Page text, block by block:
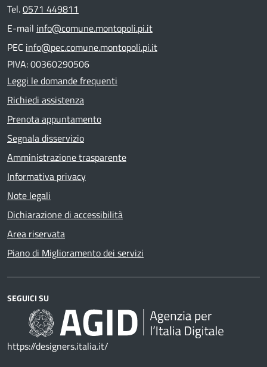
Tel.0571 449811
E-mail info@comune.montopoli.pi.it
PEC info@pec.comune.montopoli.pi.it
PIVA: 00360290506
Leggi le domande frequenti
Richiedi assistenza
Prenota appuntamento
Segnala disservizio
Amministrazione trasparente
Informativa privacy
Note legali
Dichiarazione di accessibilità
Area riservata
Piano di Miglioramento dei servizi
SEGUICI SU
https://designers.italia.it/